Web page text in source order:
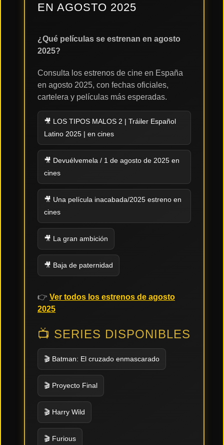
TENDENCIAS
Películas
Tendencias
EN AGOSTO 2025
¿Qué películas se estrenan en agosto
2025?
Consulta los estrenos de cine en España
en agosto 2025, con fechas oficiales,
cartelera y películas más esperadas.
🎥 LOS TIPOS MALOS 2 | Tráiler Español
Latino 2025 | en cines
🎥 Devuélvemela / 1 de agosto de 2025 en
cines
🎥 Una película inacabada/2025 estreno en
cines
🎥 La gran ambición
🎥 Baja de paternidad
👉 Ver todos los estrenos de agosto
2025
📺 SERIES DISPONIBLES
🎬 Batman: El cruzado enmascarado
🎬 Proyecto Final
🎬 Harry Wild
🎬 Furious